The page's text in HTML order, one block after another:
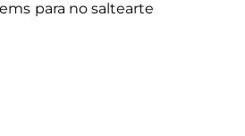
para no saltearte